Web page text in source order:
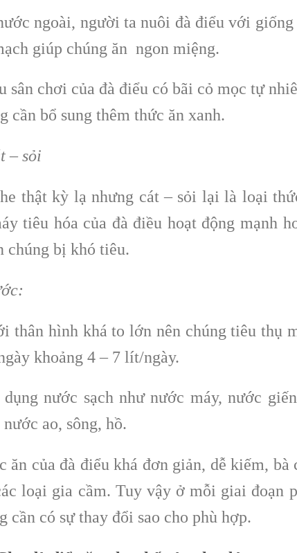
ngoài, người ta nuôi đà điểu với
giúp chúng ăn ngon miệng.
sân chơi của đà điểu có bãi cỏ mọc tự
cần bổ sung thêm thức ăn xanh.
– sỏi
thật kỳ lạ nhưng cát – sỏi lại là loại
tiêu hóa của đà điều hoạt động mạnh
chúng bị khó tiêu.
thân hình khá to lớn nên chúng tiêu thụ
khoảng 4 – 7 lít/ngày.
nước sạch như nước máy, nước
nước ao, sông, hồ.
ăn của đà điểu khá đơn giản, dễ kiếm, bà
loại gia cầm. Tuy vậy ở mỗi giai đoạn
cần có sự thay đổi sao cho phù hợp.